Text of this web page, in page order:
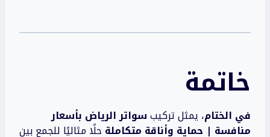
خاتمة
في الختام، يمثل تركيبسواتر الرياض بأسعار
منافسة | حماية وأناقة متكاملة حلًا مثاليًا للجمع بين